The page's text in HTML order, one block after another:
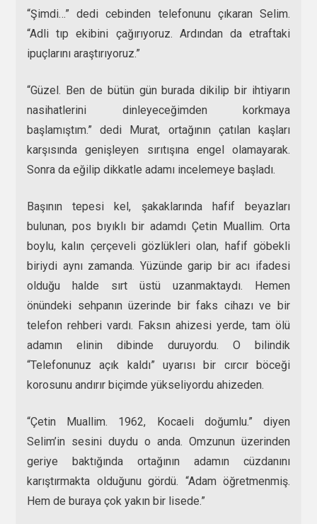
“Şimdi…” dedi cebinden telefonunu çıkaran Selim.
“Adli tıp ekibini çağırıyoruz. Ardından da etraftaki
ipuçlarını araştırıyoruz.”
“Güzel. Ben de bütün gün burada dikilip bir ihtiyarın
nasihatlerini dinleyeceğimden korkmaya
başlamıştım.” dedi Murat, ortağının çatılan kaşları
karşısında genişleyen sırıtışına engel olamayarak.
Sonra da eğilip dikkatle adamı incelemeye başladı.
Başının tepesi kel, şakaklarında hafif beyazları
bulunan, pos bıyıklı bir adamdı Çetin Muallim. Orta
boylu, kalın çerçeveli gözlükleri olan, hafif göbekli
biriydi aynı zamanda. Yüzünde garip bir acı ifadesi
olduğu halde sırt üstü uzanmaktaydı. Hemen
önündeki sehpanın üzerinde bir faks cihazı ve bir
telefon rehberi vardı. Faksın ahizesi yerde, tam ölü
adamın elinin dibinde duruyordu. O bilindik
“Telefonunuz açık kaldı” uyarısı bir cırcır böceği
korosunu andırır biçimde yükseliyordu ahizeden.
“Çetin Muallim. 1962, Kocaeli doğumlu.” diyen
Selim’in sesini duydu o anda. Omzunun üzerinden
geriye baktığında ortağının adamın cüzdanını
karıştırmakta olduğunu gördü. “Adam öğretmenmiş.
Hem de buraya çok yakın bir lisede.”